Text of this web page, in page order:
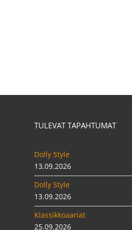
TULEVAT TAPAHTUMAT
Dolly Style
13.09.2026
Dolly Style
13.09.2026
Klassikkoaariat
25.09.2026